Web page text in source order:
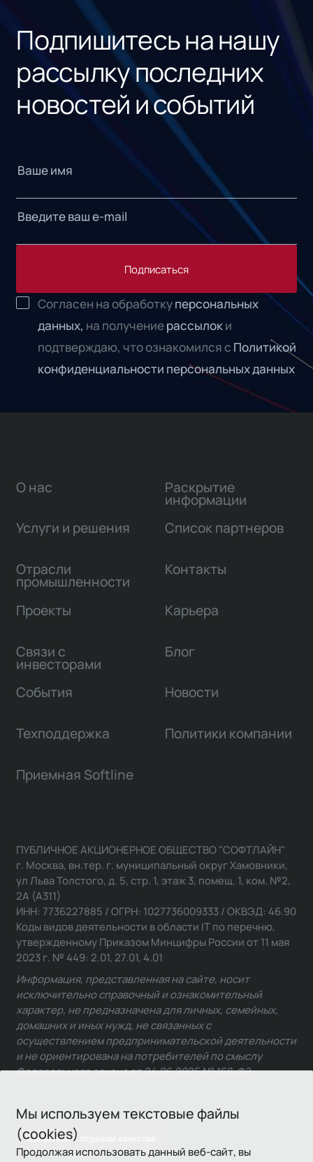
Подпишитесь на нашу
рассылку последних
новостей и событий
Подписаться
Согласен на обработкуперсональных
данных, на получениерассылоки
подтверждаю, что ознакомился с Политикой
конфиденциальности персональных данных
Мы используем текстовые файлы
(cookies)
Продолжая использовать данный веб-сайт, вы
О нас
Услуги и решения
Отрасли
промышленности
Проекты
Связи с
инвесторами
Раскрытие
информации
Список партнеров
Контакты
Карьера
Блог
События Новости
Техподдержка Политики компании
Приемная Softline
Связаться с отделом качества
ПУБЛИЧНОЕ АКЦИОНЕРНОЕ ОБЩЕСТВО "СОФТЛАЙН"
г. Москва, вн.тер. г. муниципальный округ Хамовники,
ул Льва Толстого, д. 5, стр. 1, этаж 3, помещ. 1, ком. №2,
2А (А311)
ИНН: 7736227885 / ОГРН: 1027736009333 / ОКВЭД: 46.90
Коды видов деятельности в области IT по перечню,
утвержденному Приказом Минцифры России от 11 мая
2023 г. № 449: 2.01, 27.01, 4.01
Информация, представленная на сайте, носит
исключительно справочный и ознакомительный
характер, не предназначена для личных, семейных,
домашних и иных нужд, не связанных с
осуществлением предпринимательской деятельности
и не ориентирована на потребителей по смыслу
Федерального закона от 24.06.2025 № 168-ФЗ.